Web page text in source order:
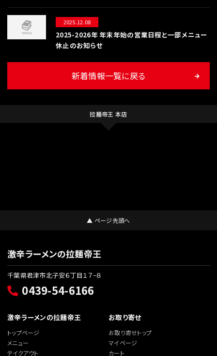
2025.12.08
2025-2026年 年末年始の営業日程と一部メニュー
休止のお知らせ
新着情報一覧に戻る
拉麺帝王 本店
▲ ページ先頭へ
激辛ラーメンの拉麺帝王
千葉県君津市北子安６丁目１７−８
0439-54-6166
激辛ラーメンの拉麺帝王
トップページ
メニュー
テイクアウト
お取り寄せ
お取り寄せトップ
マイページ
カート